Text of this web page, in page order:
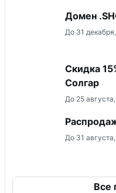
Домен
До 31
Скидка
Солгар
До 25
До 31
Все